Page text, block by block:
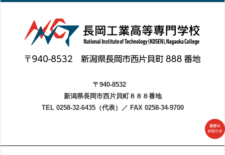
〒940-8532
新潟県長岡市西片貝町８８８番地
TEL 0258-32-6435（代表）
／ FAX 0258-34-9700